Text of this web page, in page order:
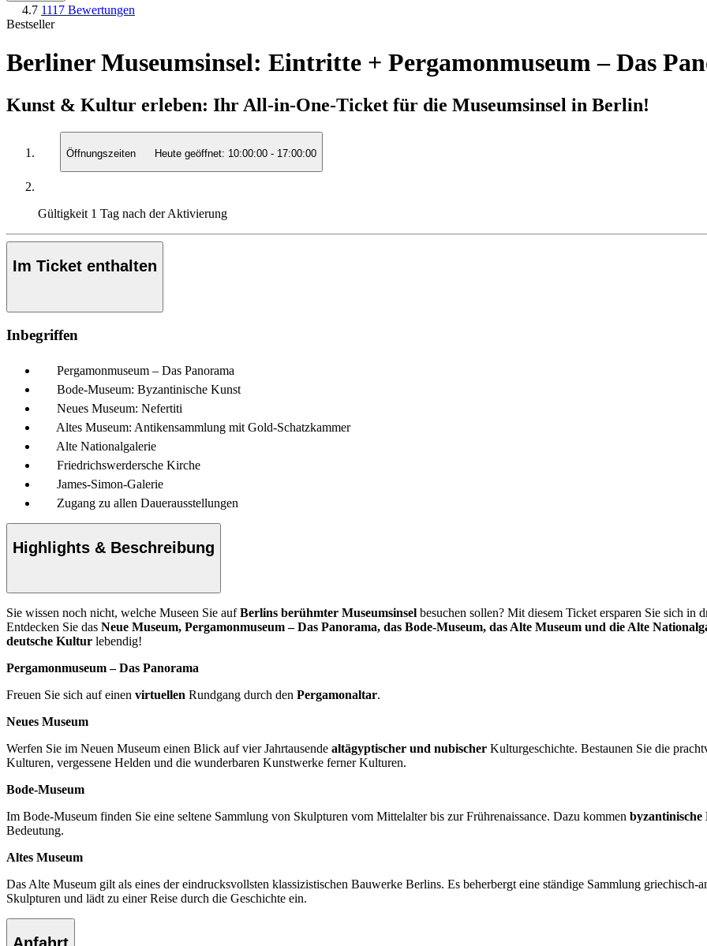
4.7 1117 Bewertungen
Bestseller
Berliner Museumsinsel: Eintritte + Pergamonmuseum – Das
Kunst & Kultur erleben: Ihr All-in-One-Ticket für die Museumsinsel in Berlin!
Öffnungszeiten Heute geöffnet: 10:00:00 - 17:00:00
Gültigkeit 1 Tag nach der Aktivierung
Im Ticket enthalten
Inbegriffen
Pergamonmuseum – Das Panorama
Bode-Museum: Byzantinische Kunst
Neues Museum: Nefertiti
Altes Museum: Antikensammlung mit Gold-Schatzkammer
Alte Nationalgalerie
Friedrichswerdersche Kirche
James-Simon-Galerie
Zugang zu allen Dauerausstellungen
Highlights & Beschreibung
Sie wissen noch nicht, welche Museen Sie aufBerlins berühmter Museumsinsel besuchen sollen? Mit diesem Ticket ersparen Sie sich in
Entdecken Sie das Neue Museum, Pergamonmuseum – Das Panorama, das Bode-Museum, das Alte Museum und die Alte
deutsche Kultur lebendig!
Pergamonmuseum – Das Panorama
Freuen Sie sich auf einen virtuellen Rundgang durch den Pergamonaltar.
Neues Museum
Werfen Sie im Neuen Museum einen Blick auf vier Jahrtausende altägyptischer und nubischer Kulturgeschichte. Bestaunen Sie die
Kulturen, vergessene Helden und die wunderbaren Kunstwerke ferner Kulturen.
Bode-Museum
Im Bode-Museum finden Sie eine seltene Sammlung von Skulpturen vom Mittelalter bis zur Frührenaissance. Dazu kommen byzantinische
Bedeutung.
Altes Museum
Das Alte Museum gilt als eines der eindrucksvollsten klassizistischen Bauwerke Berlins. Es beherbergt eine ständige Sammlung
Skulpturen und lädt zu einer Reise durch die Geschichte ein.